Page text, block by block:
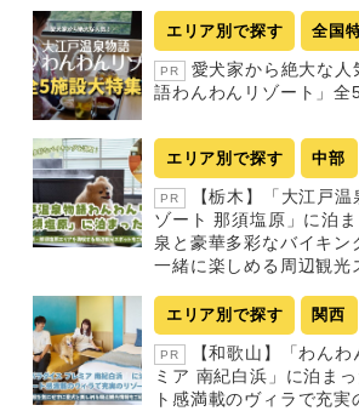
エリア別で探す 全国
PR
愛犬家から絶大な人
語わんわんリゾート」全
エリア別で探す 中部
PR
【栃木】「大江戸温
ゾート 那須塩原」に泊
泉と豪華多彩なバイキン
一緒に楽しめる周辺観光
エリア別で探す 関西
PR
【和歌山】「わん
ミア 南紀白浜」に泊ま
ト感満載のヴィラで充実